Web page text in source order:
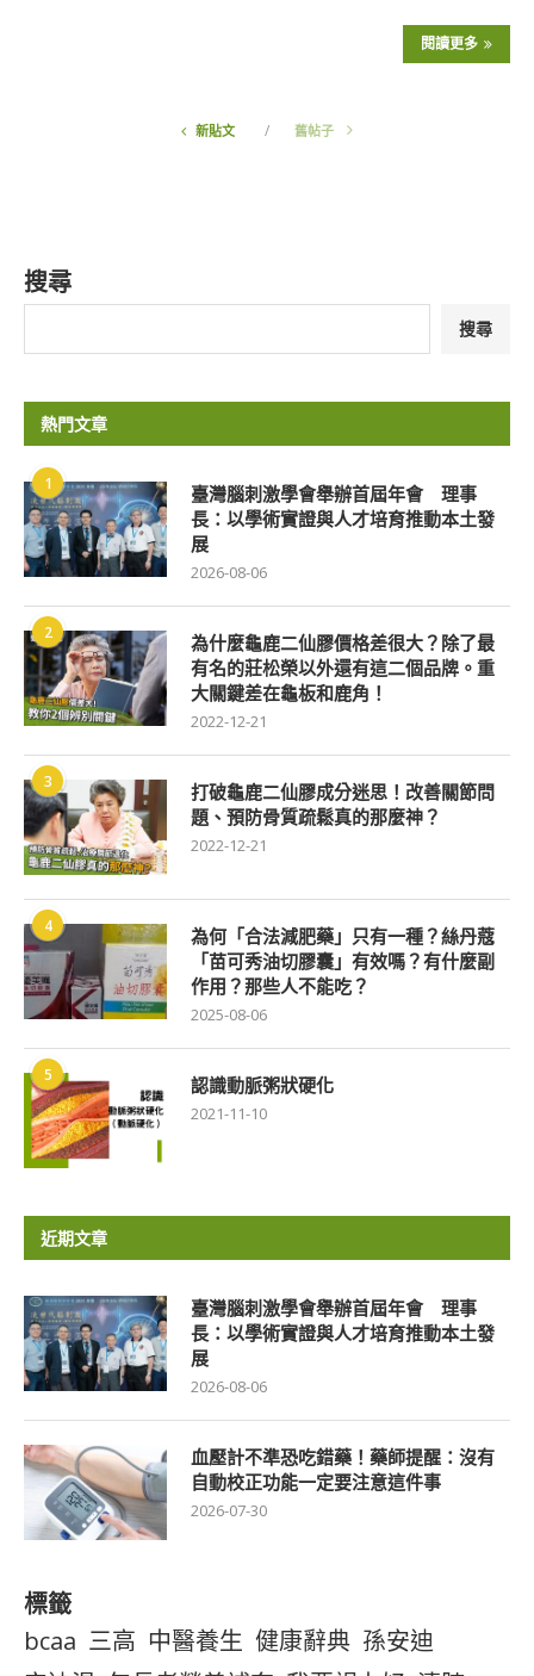
閱讀更多
新貼文 舊帖子
搜尋
搜尋
熱門文章
1
臺灣腦刺激學會舉辦首屆年會 理事
長：以學術實證與人才培育推動本土發
展
2026-08-06
2
為什麼龜鹿二仙膠價格差很大？除了最
有名的莊松榮以外還有這二個品牌。重
大關鍵差在龜板和鹿角！
2022-12-21
3
打破龜鹿二仙膠成分迷思！改善關節問
題、預防骨質疏鬆真的那麼神？
2022-12-21
4
為何「合法減肥藥」只有一種？絲丹蔻
「苗可秀油切膠囊」有效嗎？有什麼副
作用？那些人不能吃？
2025-08-06
5 認識動脈粥狀硬化
2021-11-10
近期文章
臺灣腦刺激學會舉辦首屆年會 理事
長：以學術實證與人才培育推動本土發
展
2026-08-06
血壓計不準恐吃錯藥！藥師提醒：沒有
自動校正功能一定要注意這件事
2026-07-30
標籤
bcaa 三高 中醫養生 健康辭典 孫安迪